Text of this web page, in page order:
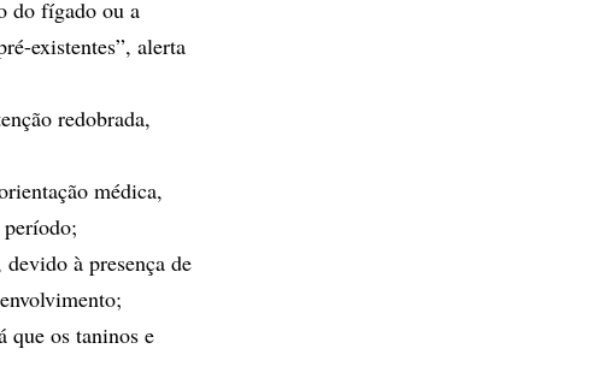
do fígado ou a
existentes”, alerta
redobrada,
médica,
período;
à presença de
que os taninos e